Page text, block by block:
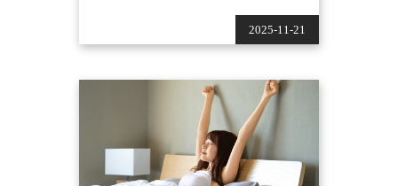
2025-11-21